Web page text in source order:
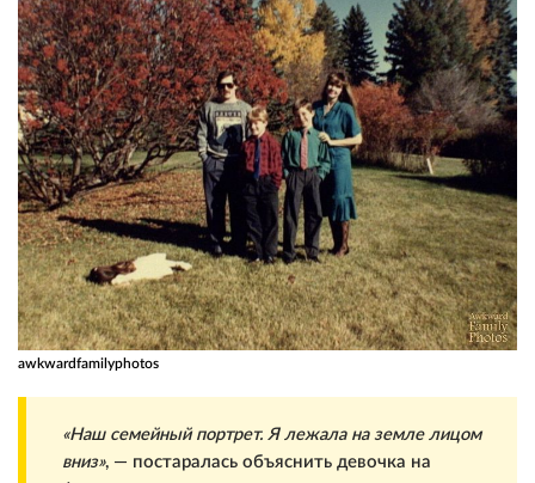
awkwardfamilyphotos
«Наш семейный портрет. Я лежала на земле лицом
вниз», — постаралась объяснить девочка на